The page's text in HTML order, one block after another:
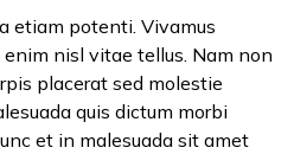
etiam potenti. Vivamus
nisl vitae tellus. Nam non
placerat sed molestie
quis dictum morbi
et in malesuada sit amet